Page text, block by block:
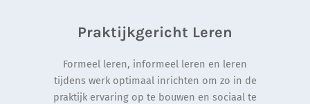
Praktijkgericht Leren
Formeel leren, informeel leren en leren
tijdens werk optimaal inrichten om zo in de
praktijk ervaring op te bouwen en sociaal te